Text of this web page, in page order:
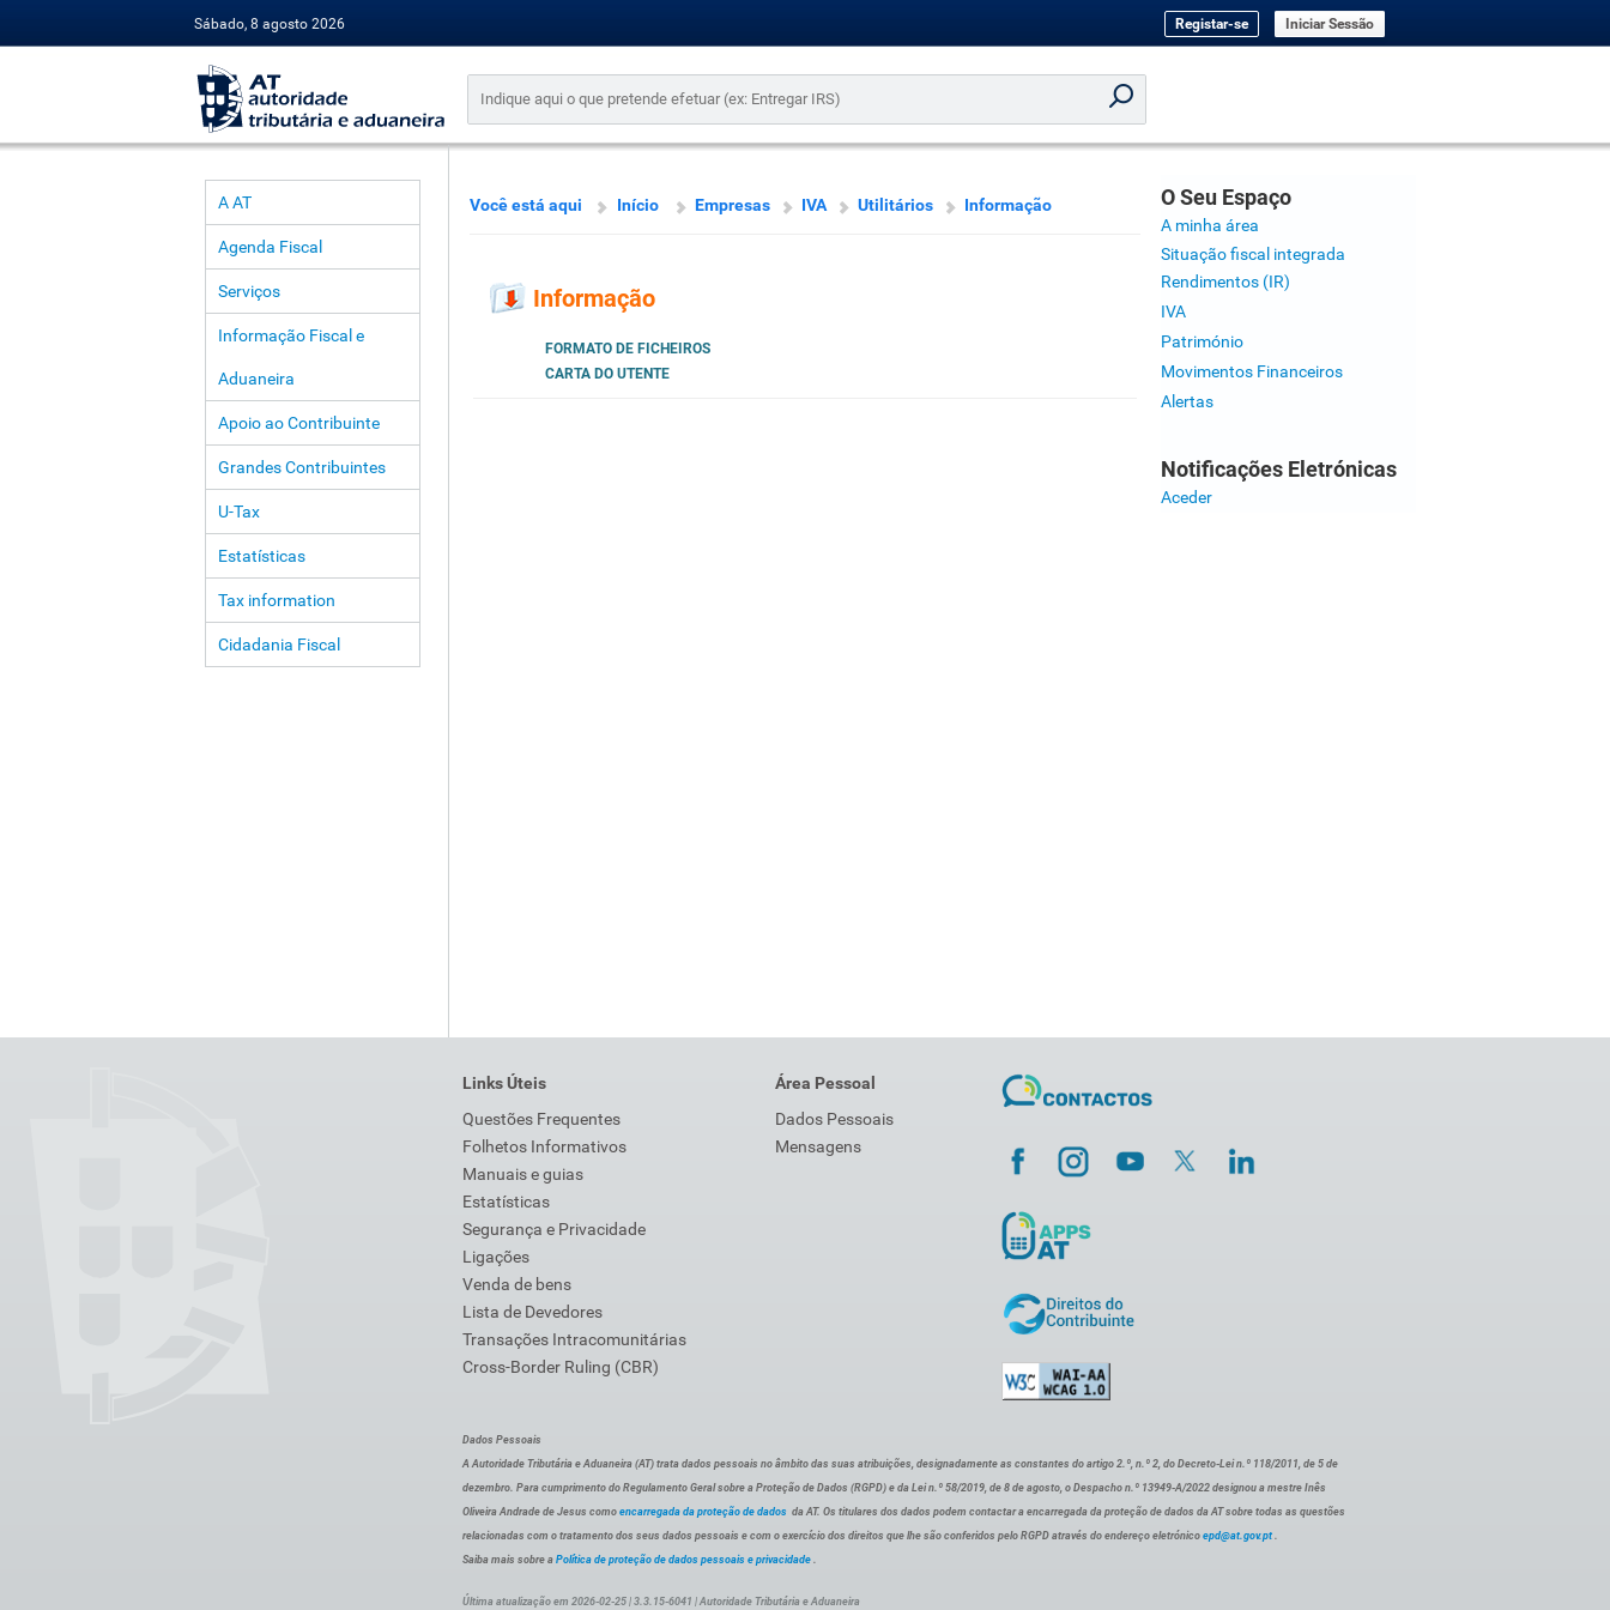
Sábado, 8 agosto 2026 Registar-se Iniciar Sessão
A AT
Agenda Fiscal
Serviços
Informação Fiscal e
Aduaneira
Apoio ao Contribuinte
Grandes Contribuintes
U-Tax
Estatísticas
Tax information
Cidadania Fiscal
Você está aqui Início Empresas IVA Utilitários Informação
Informação
FORMATO DE FICHEIROS
CARTA DO UTENTE
O Seu Espaço
A minha área
Situação fiscal integrada
Rendimentos (IR)
IVA
Património
Movimentos Financeiros
Alertas
Notificações Eletrónicas
Aceder
Links Úteis
Questões Frequentes
Folhetos Informativos
Manuais e guias
Estatísticas
Segurança e Privacidade
Ligações
Venda de bens
Lista de Devedores
Transações Intracomunitárias
Cross-Border Ruling (CBR)
Área Pessoal
Dados Pessoais
Mensagens
Dados Pessoais
A Autoridade Tributária e Aduaneira (AT) trata dados pessoais no âmbito das suas atribuições, designadamente as constantes do artigo 2.º, n.º 2, do Decreto-Lei n.º 118/2011, de 5 de
dezembro. Para cumprimento do Regulamento Geral sobre a Proteção de Dados (RGPD) e da Lei n.º 58/2019, de 8 de agosto, o Despacho n.º 13949-A/2022 designou a mestre Inês
Oliveira Andrade de Jesus como encarregada da proteção de dados da AT. Os titulares dos dados podem contactar a encarregada da proteção de dados da AT sobre todas as questões
relacionadas com o tratamento dos seus dados pessoais e com o exercício dos direitos que lhe são conferidos pelo RGPD através do endereço eletrónico epd@at.gov.pt .
Saiba mais sobre a Política de proteção de dados pessoais e privacidade .
Última atualização em 2026-02-25 | 3.3.15-6041 | Autoridade Tributária e Aduaneira